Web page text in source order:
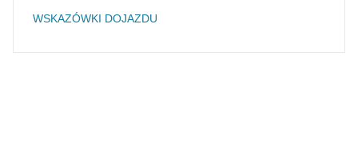
WSKAZÓWKI DOJAZDU